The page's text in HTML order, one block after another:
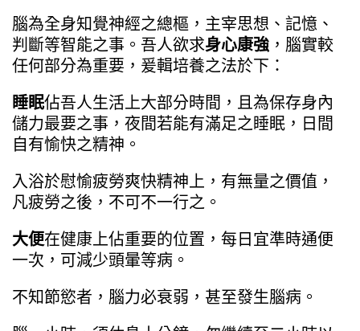
腦為全身知覺神經之總樞，主宰思想、記憶、
判斷等智能之事。吾人欲求身心康強 ，腦實較
任何部分為重要，爰輯培養之法於下：
睡眠佔吾人生活上大部分時間，且為保存身內
儲力最要之事，夜間若能有滿足之睡眠，日間
自有愉快之精神。
入浴於慰愉疲勞爽快精神上，有無量之價值，
凡疲勞之後，不可不一行之。
大便在健康上佔重要的位置，每日宜準時通便
一次，可減少頭暈等病。
不知節慾者，腦力必衰弱，甚至發生腦病。